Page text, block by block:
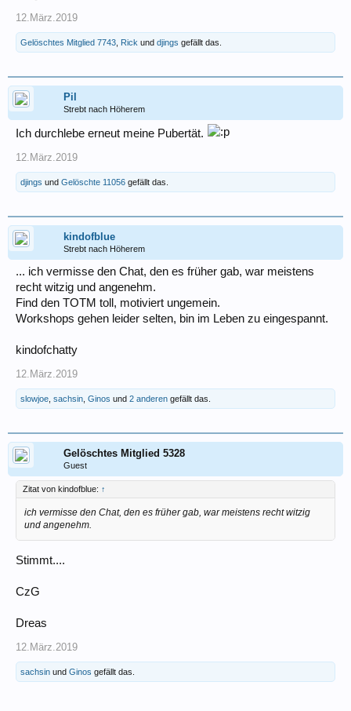
12.März.2019
Gelöschtes Mitglied 7743 Rick und djings gefällt das.
Pil
Strebt nach Höherem
Ich durchlebe erneut meine Pubertät.
12.März.2019
djings und Gelöschte 11056 gefällt das.
kindofblue
Strebt nach Höherem
... ich vermisse den Chat, den es früher gab, war meistens
recht witzig und angenehm.
Find den TOTM toll, motiviert ungemein.
Workshops gehen leider selten, bin im Leben zu eingespannt.
kindofchatty
12.März.2019
slowjoe sachsin Ginos und 2 anderen gefällt das.
Gelöschtes Mitglied 5328
Guest
Zitat von kindofblue: ↑
ich vermisse den Chat, den es früher gab, war meistens recht witzig
und angenehm.
Stimmt....
CzG
Dreas
12.März.2019
sachsin und Ginos gefällt das.